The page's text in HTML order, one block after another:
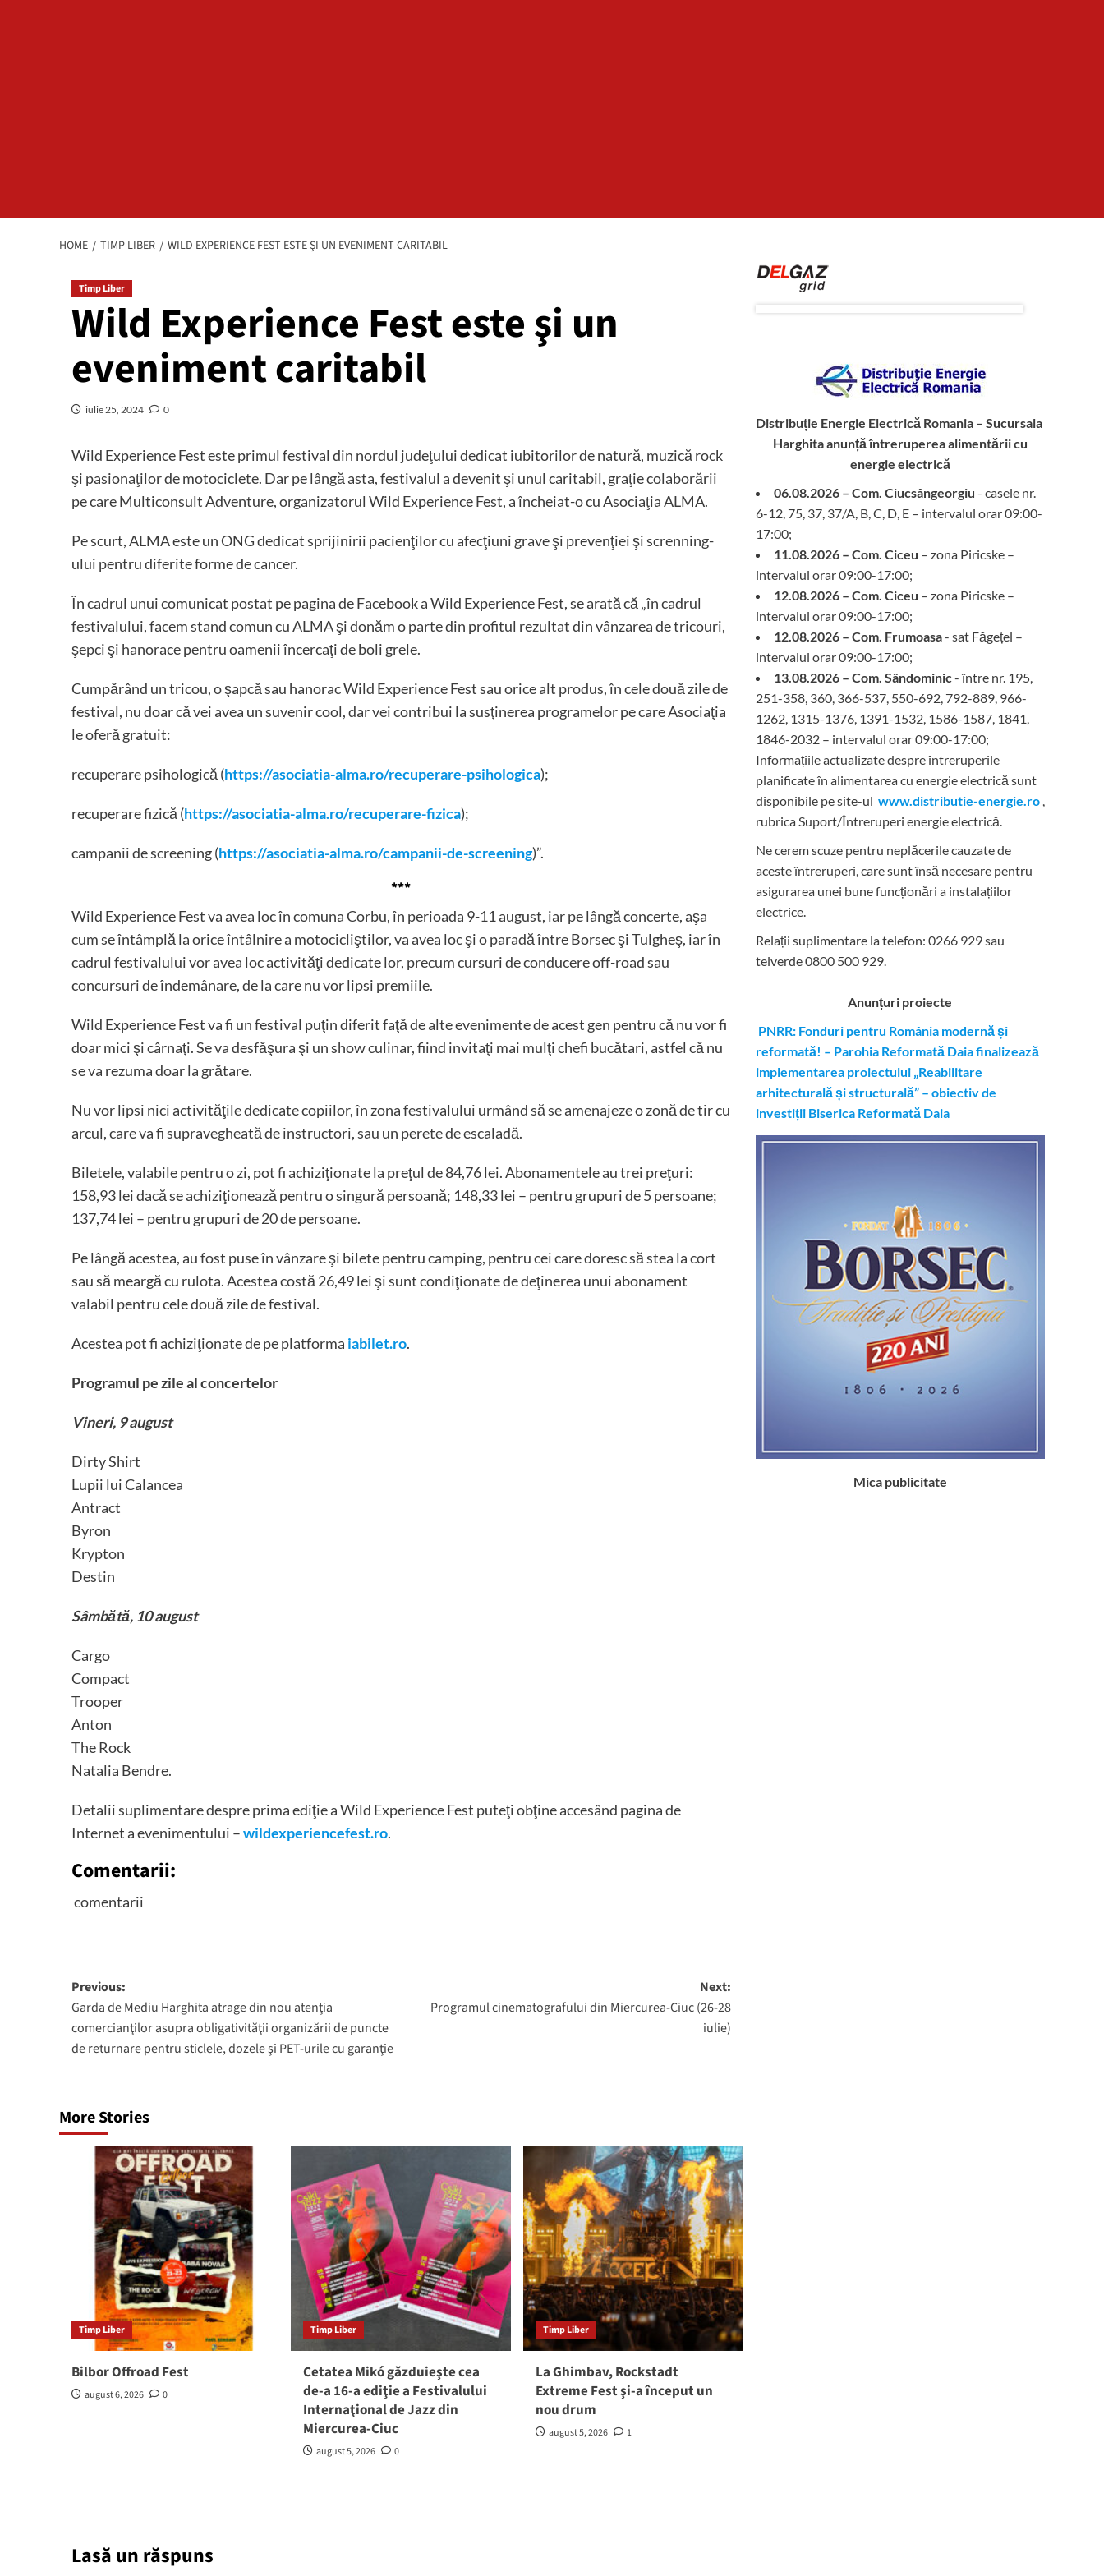
HOME TIMP LIBER WILD EXPERIENCE FEST ESTE ŞI UN EVENIMENT CARITABIL
Timp Liber
Wild Experience Fest este şi un
eveniment caritabil
iulie 25, 2024 0
Wild Experience Fest este primul festival din nordul judeţului dedicat iubitorilor de natură, muzică rock
şi pasionaţilor de motociclete. Dar pe lângă asta, festivalul a devenit şi unul caritabil, graţie colaborării
pe care Multiconsult Adventure, organizatorul Wild Experience Fest, a încheiat-o cu Asociaţia ALMA.
Pe scurt, ALMA este un ONG dedicat sprijinirii pacienţilor cu afecţiuni grave şi prevenţiei şi screnning-
ului pentru diferite forme de cancer.
În cadrul unui comunicat postat pe pagina de Facebook a Wild Experience Fest, se arată că „în cadrul
festivalului, facem stand comun cu ALMA şi donăm o parte din profitul rezultat din vânzarea de tricouri,
şepci şi hanorace pentru oamenii încercaţi de boli grele.
Cumpărând un tricou, o şapcă sau hanorac Wild Experience Fest sau orice alt produs, în cele două zile de
festival, nu doar că vei avea un suvenir cool, dar vei contribui la susţinerea programelor pe care Asociaţia
le oferă gratuit:
recuperare psihologică (https://asociatia-alma.ro/recuperare-psihologica);
recuperare fizică (https://asociatia-alma.ro/recuperare-fizica);
campanii de screening (https://asociatia-alma.ro/campanii-de-screening)”.
***
Wild Experience Fest va avea loc în comuna Corbu, în perioada 9-11 august, iar pe lângă concerte, aşa
cum se întâmplă la orice întâlnire a motocicliştilor, va avea loc şi o paradă între Borsec şi Tulgheş, iar în
cadrul festivalului vor avea loc activităţi dedicate lor, precum cursuri de conducere off-road sau
concursuri de îndemânare, de la care nu vor lipsi premiile.
Wild Experience Fest va fi un festival puţin diferit faţă de alte evenimente de acest gen pentru că nu vor fi
doar mici şi cârnaţi. Se va desfăşura şi un show culinar, fiind invitaţi mai mulţi chefi bucătari, astfel că nu
se va rezuma doar la grătare.
Nu vor lipsi nici activităţile dedicate copiilor, în zona festivalului urmând să se amenajeze o zonă de tir cu
arcul, care va fi supravegheată de instructori, sau un perete de escaladă.
Biletele, valabile pentru o zi, pot fi achiziţionate la preţul de 84,76 lei. Abonamentele au trei preţuri:
158,93 lei dacă se achiziţionează pentru o singură persoană; 148,33 lei – pentru grupuri de 5 persoane;
137,74 lei – pentru grupuri de 20 de persoane.
Pe lângă acestea, au fost puse în vânzare şi bilete pentru camping, pentru cei care doresc să stea la cort
sau să meargă cu rulota. Acestea costă 26,49 lei şi sunt condiţionate de deţinerea unui abonament
valabil pentru cele două zile de festival.
Acestea pot fi achiziţionate de pe platforma iabilet.ro.
Programul pe zile al concertelor
Vineri, 9 august
Dirty Shirt
Lupii lui Calancea
Antract
Byron
Krypton
Destin
Sâmbătă, 10 august
Cargo
Compact
Trooper
Anton
The Rock
Natalia Bendre.
Detalii suplimentare despre prima ediţie a Wild Experience Fest puteţi obţine accesând pagina de
Internet a evenimentului –wildexperiencefest.ro.
Comentarii:
comentarii
Post
navigation
Previous:
Garda de Mediu Harghita atrage din nou atenţia
comercianţilor asupra obligativităţii organizării de puncte
de returnare pentru sticlele, dozele şi PET-urile cu garanţie
Next:
Programul cinematografului din Miercurea-Ciuc (26-28
iulie)
More Stories
Timp Liber
Bilbor Offroad Fest
august 6, 2026 0
Timp Liber
Cetatea Mikó găzduieşte cea
de-a 16-a ediţie a Festivalului
Internaţional de Jazz din
Miercurea-Ciuc
august 5, 2026 0
Timp Liber
La Ghimbav, Rockstadt
Extreme Fest şi-a început un
nou drum
august 5, 2026 1
Lasă un răspuns
Distribuție Energie Electrică Romania – Sucursala
Harghitaanunță întreruperea alimentării cu
energie electrică
06.08.2026 – Com. Ciucsângeorgiu - casele nr.
6-12, 75, 37, 37/A, B, C, D, E – intervalul orar 09:00-
17:00;
11.08.2026 – Com. Ciceu – zona Piricske –
intervalul orar 09:00-17:00;
12.08.2026 – Com. Ciceu – zona Piricske –
intervalul orar 09:00-17:00;
12.08.2026 – Com. Frumoasa- sat Făgețel –
intervalul orar 09:00-17:00;
13.08.2026 – Com. Sândominic- între nr. 195,
251-358, 360, 366-537, 550-692, 792-889, 966-
1262, 1315-1376, 1391-1532, 1586-1587, 1841,
1846-2032 – intervalul orar 09:00-17:00;
Informațiile actualizate despre întreruperile
planificate în alimentarea cu energie electrică sunt
disponibile pe site-ul www.distributie-energie.ro ,
rubrica Suport/Întreruperi energie electrică.
Ne cerem scuze pentru neplăcerile cauzate de
aceste întreruperi, care sunt însă necesare pentru
asigurarea unei bune funcționări a instalațiilor
electrice.
Relații suplimentare la telefon: 0266 929 sau
telverde 0800 500 929.
Anunțuri proiecte
PNRR: Fonduri pentru România modernă și
reformată! – Parohia Reformată Daia finalizează
implementarea proiectului „Reabilitare
arhitecturală și structurală” – obiectiv de
investiții Biserica Reformată Daia
Mica publicitate